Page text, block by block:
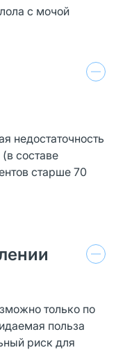
с мочой
недостаточность
составе
старше 70
только по
польза
риск для